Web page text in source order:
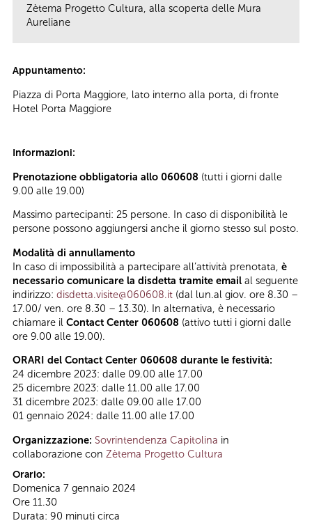
Zètema Progetto Cultura, alla scoperta delle Mura
Aureliane
Appuntamento:
Piazza di Porta Maggiore, lato interno alla porta, di fronte
Hotel Porta Maggiore
Informazioni:
Prenotazione obbligatoria allo 060608 (tutti i giorni dalle
9.00 alle 19.00)
Massimo partecipanti: 25 persone. In caso di disponibilità le
persone possono aggiungersi anche il giorno stesso sul posto.
Modalità di annullamento
In caso di impossibilità a partecipare all’attività prenotata, è
necessario comunicare la disdetta tramite email al seguente
indirizzo: disdetta.visite@060608.it (dal lun.al giov. ore 8.30 –
17.00/ ven. ore 8.30 – 13.30). In alternativa, è necessario
chiamare il Contact Center 060608 (attivo tutti i giorni dalle
ore 9.00 alle 19.00).
ORARI del Contact Center 060608 durante le festività:
24 dicembre 2023: dalle 09.00 alle 17.00
25 dicembre 2023: dalle 11.00 alle 17.00
31 dicembre 2023: dalle 09.00 alle 17.00
01 gennaio 2024: dalle 11.00 alle 17.00
Organizzazione: Sovrintendenza Capitolina in
collaborazione con Zètema Progetto Cultura
Orario:
Domenica 7 gennaio 2024
Ore 11.30
Durata: 90 minuti circa